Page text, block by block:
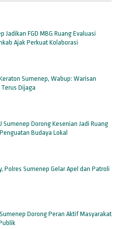
Jadikan FGD MBG Ruang Evaluasi
Ajak Perkuat Kolaborasi
Sumenep, Wabup: Warisan
Dijaga
Sumenep Dorong Kesenian Jadi Ruang
Budaya Lokal
Polres Sumenep Gelar Apel dan Patroli
Dorong Peran Aktif Masyarakat